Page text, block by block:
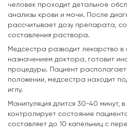
человек проходит детальное
анализы крови и мочи. После
рассчитывает дозу препарата,
составления раствора.
Медсестра разводит лекарство в
назначением доктора, готовит
процедуры. Пациент
положении, медсестра находит
иглу.
Манипуляция длится 30-40 минут,
контролирует состояние
составляет до 10 капельниц с